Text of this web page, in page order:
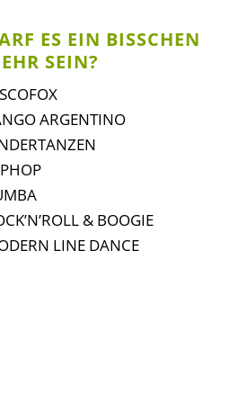
ES EIN BISSCHEN
SEIN?
ARGENTINO
& BOOGIE
LINE DANCE